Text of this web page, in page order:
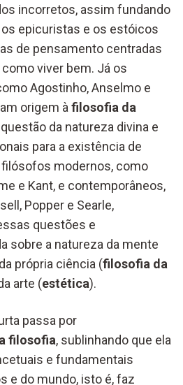
incorretos, assim fundando
os epicuristas e os estóicos
de pensamento centradas
viver bem. Já os
Agostinho, Anselmo e
origem àfilosofia da
da natureza divina e
para a existência de
filósofos modernos, como
e Kant, e contemporâneos,
Popper e Searle,
questões e
sobre a natureza da mente
própria ciência (filosofia da
arte (estética).
passa por
filosofia, sublinhando que ela
e fundamentais
e do mundo, isto é, faz